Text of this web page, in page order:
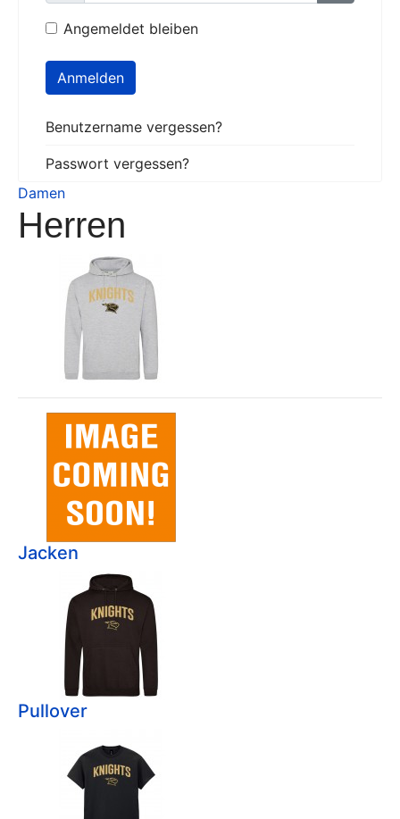
Angemeldet bleiben
Anmelden
Benutzername vergessen?
Passwort vergessen?
Damen
Herren
Jacken
Pullover